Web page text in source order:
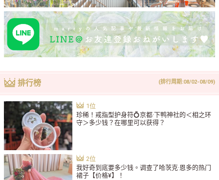
排行榜 (排行周期:08/02-08/09)
珍稀！戒指型护身符💍京都·下鸭神社的＜相之环
守＞多少钱？在哪里可以获得？
我好奇到底要多少钱。调查了哈茨克·恩多的热门
裙子【价格¥】！